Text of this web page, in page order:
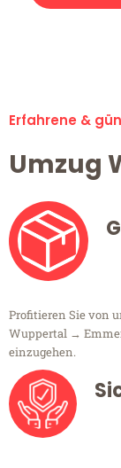
Erfahrene &
Umzug
Profitieren Sie von
Wuppertal →
einzugehen.